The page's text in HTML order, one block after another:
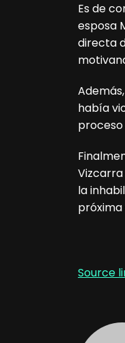
Es de
esposa
directa
había
proceso
la
próxima
Source